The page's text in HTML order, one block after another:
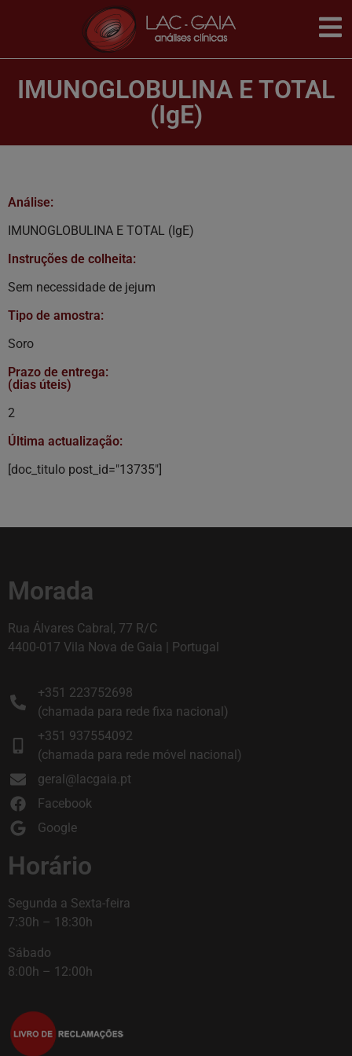
IMUNOGLOBULINA E TOTAL
(IgE)
Análise:
IMUNOGLOBULINA E TOTAL (IgE)
Instruções de colheita:
Sem necessidade de jejum
Tipo de amostra:
Soro
Prazo de entrega:
(dias úteis)
2
Última actualização:
[doc_titulo post_id="13735"]
Morada
Rua Álvares Cabral, 77 R/C
4400-017 Vila Nova de Gaia | Portugal
+351 223752698
(chamada para rede fixa nacional)
+351 937554092
(chamada para rede móvel nacional)
geral@lacgaia.pt
Facebook
Google
Horário
Segunda a Sexta-feira
7:30h – 18:30h
Sábado
8:00h – 12:00h